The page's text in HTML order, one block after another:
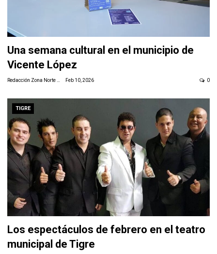
Una semana cultural en el municipio de
Vicente López
Redacción Zona Norte Daily Feb 10, 2026 0
TIGRE
Los espectáculos de febrero en el teatro
municipal de Tigre